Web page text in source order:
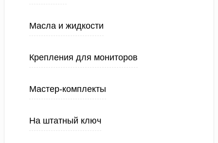
Масла и жидкости
Крепления для мониторов
Мастер-комплекты
На штатный ключ